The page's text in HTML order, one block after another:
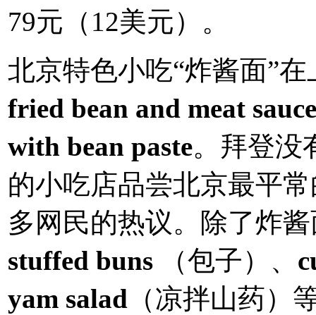
79元（12美元）。
北京特色小吃“炸酱面”
fried bean and meat sauce
with bean paste。拜登没
的小吃店品尝北京最平
多网民的热议。除了炸
stuffed buns （包子）、
yam salad （凉拌山药）